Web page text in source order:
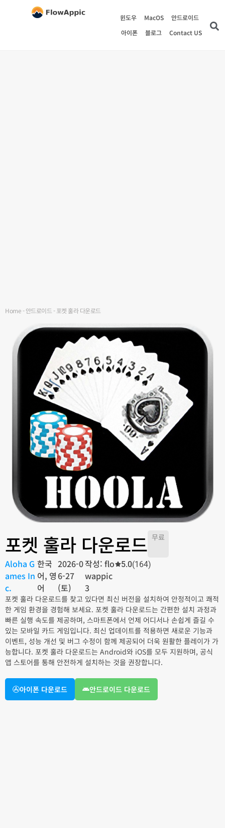
윈도우 MacOS
안드로이드
아이폰
블로그 Contact US
Home-안드로이드-포켓 훌라 다운로드
포켓 훌라 다운로드 무료
Aloha G
ames In
c.
한국
어, 영
어
2026-0
6-27
(토)
작성: flo
wappic
3
5.0(164)
포켓 훌라 다운로드를 찾고 있다면 최신 버전을 설치하여 안정적이고 쾌적
한 게임 환경을 경험해 보세요. 포켓 훌라 다운로드는 간편한 설치 과정과
빠른 실행 속도를 제공하며, 스마트폰에서 언제 어디서나 손쉽게 즐길 수
있는 모바일 카드 게임입니다. 최신 업데이트를 적용하면 새로운 기능과
이벤트, 성능 개선 및 버그 수정이 함께 제공되어 더욱 원활한 플레이가 가
능합니다. 포켓 훌라 다운로드는 Android와 iOS를 모두 지원하며, 공식
앱 스토어를 통해 안전하게 설치하는 것을 권장합니다.
아이폰 다운로드 안드로이드 다운로드